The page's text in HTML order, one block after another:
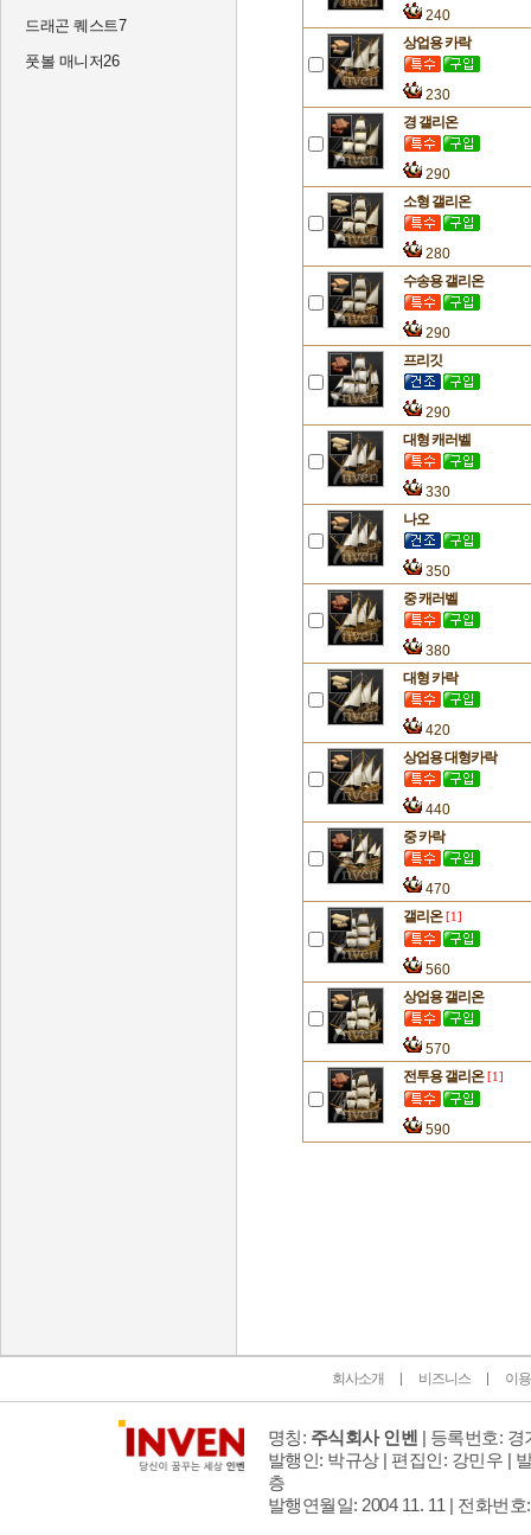
드래곤 퀘스트7
풋볼 매니저26
240
상업용 카락
230
경 갤리온
290
소형 갤리온
280
수송용 갤리온
290
프리깃
290
대형 캐러벨
330
나오
350
중 캐러벨
380
대형 카락
420
상업용 대형카락
440
중 카락
470
갤리온 [1]
560
상업용 갤리온
570
전투용 갤리온 [1]
590
회사소개 비즈니스 이
명칭: 주식회사 인벤 | 등록번호: 경
발행인: 박규상 | 편집인: 강민우 |
층
발행연월일: 2004 11. 11 | 전화번호